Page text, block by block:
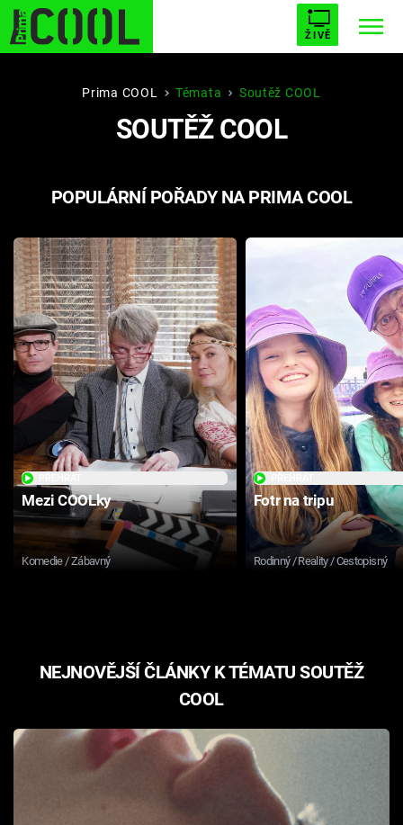
ŽIVĚ
STARHOUSE BUFFY, PŘEMOŽITELKA UPÍRŮ
PLNEJ KOTEL AVENGERS 5
Témata
Filmy
Seriály
Hry
Cool Esport
Pořady
TV Program
Sledujte prima+
Sledujte nás
Prima COOL Témata Soutěž COOL
SOUTĚŽ COOL
POPULÁRNÍ POŘADY NA PRIMA COOL
Mezi COOLky
Komedie / Zábavný
Fotr na tripu
Rodinný / Reality / Cestopisný
NEJNOVĚJŠÍ ČLÁNKY K TÉMATU SOUTĚŽ
COOL